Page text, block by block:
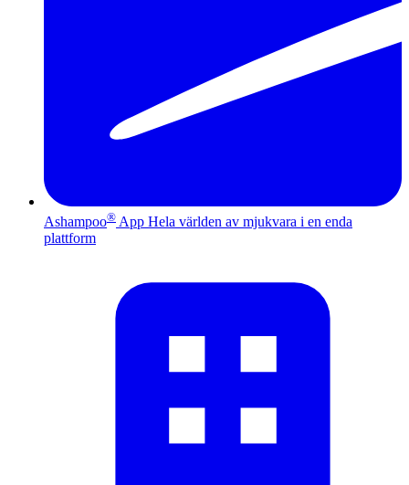
Ashampoo® App Hela världen av mjukvara i en enda
plattform